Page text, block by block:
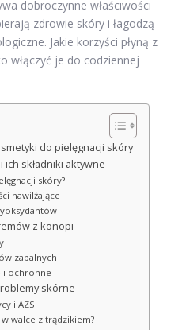
dobroczynne właściwości
zdrowie skóry i łagodzą
Jakie korzyści płyną z
włączyć je do codziennej
do pielęgnacji skóry
ich składniki aktywne
skóry?
nawilżające
z konopi
zapalnych
i ochronne
skórne
i AZS
walce z trądzikiem?